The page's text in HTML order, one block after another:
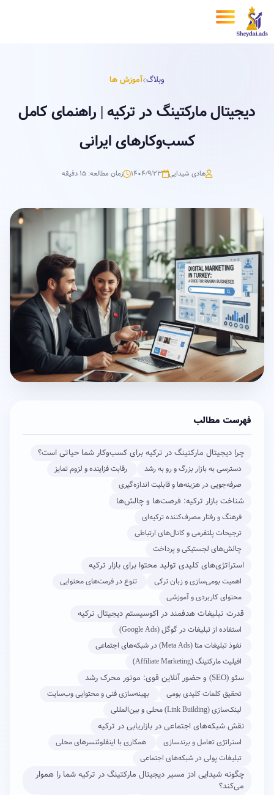
وبلاگ آموزش ها
دیجیتال مارکتینگ در ترکیه | راهنمای کامل
کسب‌وکارهای ایرانی
هادی شیدایی ۱۴۰۴/۹/۲۳ زمان مطالعه: 15 دقیقه
فهرست مطالب
چرا دیجیتال مارکتینگ در ترکیه برای کسب‌وکار شما حیاتی است؟
دسترسی به بازار بزرگ و رو به رشد
رقابت فزاینده و لزوم تمایز
صرفه‌جویی در هزینه‌ها و قابلیت اندازه‌گیری
شناخت بازار ترکیه: فرصت‌ها و چالش‌ها
فرهنگ و رفتار مصرف‌کننده ترکیه‌ای
ترجیحات پلتفرمی و کانال‌های ارتباطی
چالش‌های لجستیکی و پرداخت
استراتژی‌های کلیدی تولید محتوا برای بازار ترکیه
اهمیت بومی‌سازی و زبان ترکی
تنوع در فرمت‌های محتوایی
محتوای کاربردی و آموزشی
قدرت تبلیغات هدفمند در اکوسیستم دیجیتال ترکیه
استفاده از تبلیغات در گوگل (Google Ads)
نفوذ تبلیغات متا (Meta Ads) در شبکه‌های اجتماعی
افیلیت مارکتینگ (Affiliate Marketing)
سئو (SEO) و حضور آنلاین قوی: موتور محرک رشد
تحقیق کلمات کلیدی بومی
بهینه‌سازی فنی و محتوایی وب‌سایت
لینک‌سازی (Link Building) محلی و بین‌المللی
نقش شبکه‌های اجتماعی در بازاریابی در ترکیه
استراتژی تعامل و برندسازی
همکاری با اینفلوئنسرهای محلی
تبلیغات پولی در شبکه‌های اجتماعی
چگونه شیدایی ادز مسیر دیجیتال مارکتینگ در ترکیه شما را هموار
می‌کند؟